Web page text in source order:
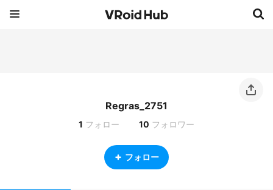
Regras_2751
1 フォロー 10 フォロワー
フォロー